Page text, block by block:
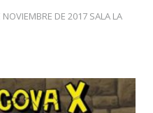
DE 2017 SALA LA